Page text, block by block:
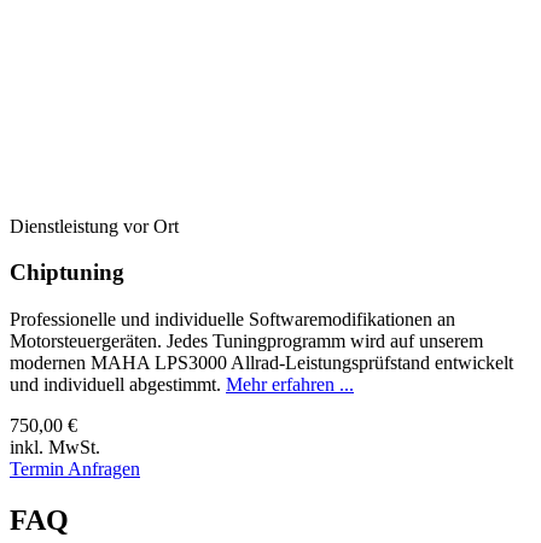
Dienstleistung vor Ort
Chiptuning
Professionelle und individuelle Softwaremodifikationen an
Motorsteuergeräten. Jedes Tuningprogramm wird auf unserem
modernen MAHA LPS3000 Allrad-Leistungsprüfstand entwickelt
und individuell abgestimmt. Mehr erfahren ...
750,00 €
inkl. MwSt.
Termin Anfragen
FAQ